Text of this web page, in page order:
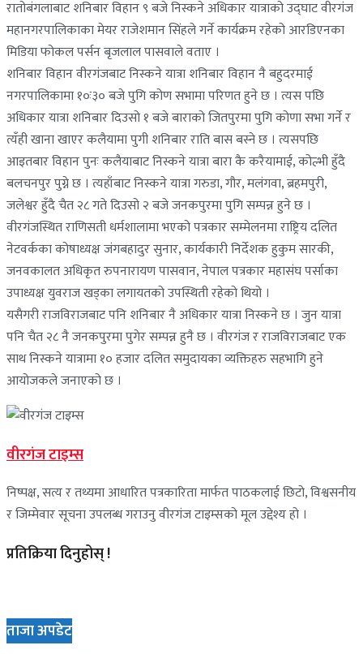
रातोबंगलाबाट शनिबार विहान ९ बजे निस्कने अधिकार यात्राको उद्घाट वीरगंज
महानगरपालिकाका मेयर राजेशमान सिंहले गर्ने कार्यक्रम रहेको आरडिएनका
मिडिया फोकल पर्सन बृजलाल पासवाले वताए ।
शनिबार विहान वीरगंजबाट निस्कने यात्रा शनिबार विहान नै बहुदरमाई
नगरपालिकामा १०ः३० बजे पुगि कोण सभामा परिणत हुने छ । त्यस पछि
अधिकार यात्रा शनिबार दिउसो १ बजे बाराको जितपुरमा पुगि कोणा सभा गर्ने र
त्यँही खाना खाएर कलैयामा पुगी शनिबार राति बास बस्ने छ । त्यसपछि
आइतबार विहान पुनः कलैयाबाट निस्कने यात्रा बारा कै करैयामाई, कोल्भी हुँदै
बलचनपुर पुग्ने छ । त्यहाँबाट निस्कने यात्रा गरुडा, गौर, मलंगवा, ब्रहमपुरी,
जलेश्वर हुँदै चैत २८ गते दिउसो २ बजे जनकपुरमा पुगि सम्पन्न हुने छ ।
वीरगंजस्थित राणिसती धर्मशालामा भएको पत्रकार सम्मेलनमा राष्ट्रिय दलित
नेटवर्कका कोषाध्यक्ष जंगबहादुर सुनार, कार्यकारी निर्देशक हुकुम सारकी,
जनवकालत अधिकृत रुपनारायण पासवान, नेपाल पत्रकार महासंघ पर्साका
उपाध्यक्ष युवराज खड्का लगायतको उपस्थिती रहेको थियो ।
यसैगरी राजविराजबाट पनि शनिबार नै अधिकार यात्रा निस्कने छ । जुन यात्रा
पनि चैत २८ नै जनकपुरमा पुगेर सम्पन्न हुनै छ । वीरगंज र राजविराजबाट एक
साथ निस्कने यात्रामा १० हजार दलित समुदायका व्यक्तिहरु सहभागि हुने
आयोजकले जनाएको छ ।
वीरगंज टाइम्स
निष्पक्ष, सत्य र तथ्यमा आधारित पत्रकारिता मार्फत पाठकलाई छिटो, विश्वसनीय
र जिम्मेवार सूचना उपलब्ध गराउनु वीरगंज टाइम्सको मूल उद्देश्य हो ।
प्रतिक्रिया दिनुहोस् !
ताजा अपडेट